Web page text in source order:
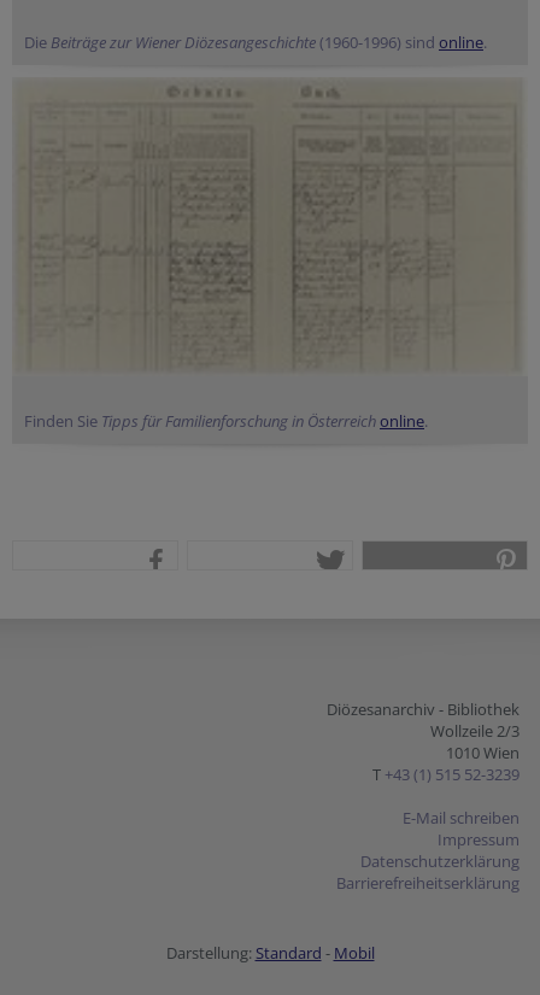
Die Beiträge zur Wiener Diözesangeschichte(1960-1996) sind online.
Finden Sie Tipps für Familienforschung in Österreichonline.
Diözesanarchiv - Bibliothek
Wollzeile 2/3
1010 Wien
T +43 (1) 515 52-3239
E-Mail schreiben
Impressum
Datenschutzerklärung
Barrierefreiheitserklärung
Darstellung: Standard - Mobil